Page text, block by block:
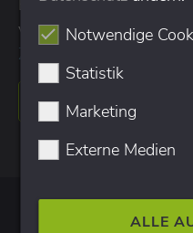
Einbindung von
von spezielleren Daten
Zuletzt aktualisiert:
WEITERLESEN
Notwendige
Statistik
Marketing
Externe Medien
ALLE